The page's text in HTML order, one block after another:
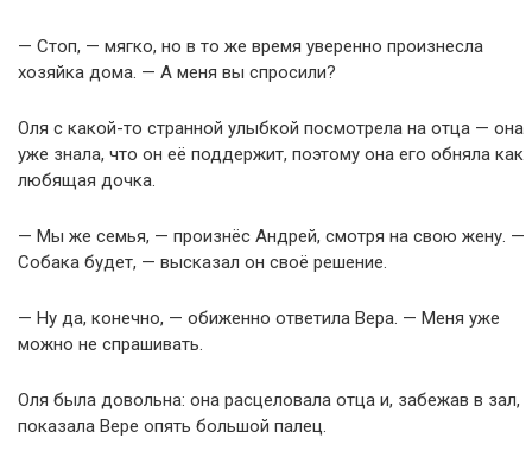
— Стоп, — мягко, но в то же время уверенно произнесла
хозяйка дома. — А меня вы спросили?
Оля с какой-то странной улыбкой посмотрела на отца — она
уже знала, что он её поддержит, поэтому она его обняла как
любящая дочка.
— Мы же семья, — произнёс Андрей, смотря на свою жену. —
Собака будет, — высказал он своё решение.
— Ну да, конечно, — обиженно ответила Вера. — Меня уже
можно не спрашивать.
Оля была довольна: она расцеловала отца и, забежав в зал,
показала Вере опять большой палец.